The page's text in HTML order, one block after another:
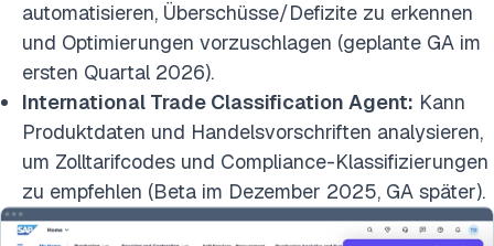
automatisieren, Überschüsse/Defizite zu erkennen
und Optimierungen vorzuschlagen (geplante GA im
ersten Quartal 2026).
International Trade Classification Agent: Kann
Produktdaten und Handelsvorschriften analysieren,
um Zolltarifcodes und Compliance-Klassifizierungen
zu empfehlen (Beta im Dezember 2025, GA später).